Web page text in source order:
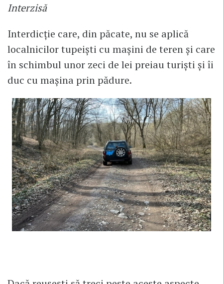
Interzisă
Interdicție care, din păcate, nu se aplică
localnicilor tupeiști cu mașini de teren și care
în schimbul unor zeci de lei preiau turiști și îi
duc cu mașina prin pădure.